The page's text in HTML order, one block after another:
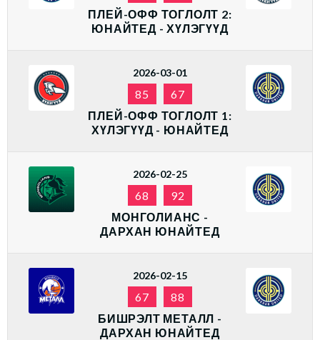
ПЛЕЙ-ОФФ ТОГЛОЛТ 2:
ЮНАЙТЕД - ХҮЛЭГҮҮД
2026-03-01
85
67
ПЛЕЙ-ОФФ ТОГЛОЛТ 1:
ХҮЛЭГҮҮД - ЮНАЙТЕД
2026-02-25
68
92
МОНГОЛИАНС -
ДАРХАН ЮНАЙТЕД
2026-02-15
67
88
БИШРЭЛТ МЕТАЛЛ -
ДАРХАН ЮНАЙТЕД